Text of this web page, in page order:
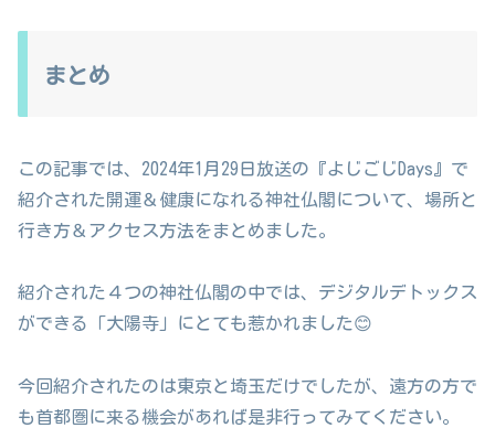
まとめ
この記事では、2024年1月29日放送の『よじごじDays』で
紹介された開運＆健康になれる神社仏閣について、場所と
行き方＆アクセス方法をまとめました。
紹介された４つの神社仏閣の中では、デジタルデトックス
ができる「大陽寺」にとても惹かれました😊
今回紹介されたのは東京と埼玉だけでしたが、遠方の方で
も首都圏に来る機会があれば是非行ってみてください。